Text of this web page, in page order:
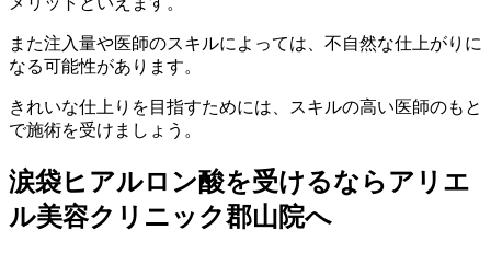
また注入量や医師のスキルによっては、不自然な仕上がりに
なる可能性があります。
きれいな仕上りを目指すためには、スキルの高い医師のもと
で施術を受けましょう。
涙袋ヒアルロン酸を受けるならアリエ
ル美容クリニック郡山院へ